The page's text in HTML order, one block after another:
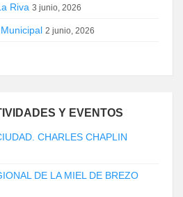
Riva 3 junio, 2026
2 junio, 2026
Y EVENTOS
CHARLES CHAPLIN
DE LA MIEL DE BREZO